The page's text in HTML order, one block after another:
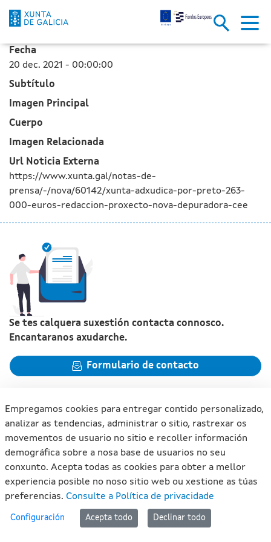
A Xunta adxudica por preto de
Skip to Main Content
Fecha
20 dec. 2021 - 00:00:00
Subtítulo
Imagen Principal
Cuerpo
Imagen Relacionada
Url Noticia Externa
https://www.xunta.gal/notas-de-
prensa/-/nova/60142/xunta-adxudica-por-preto-263-
000-euros-redaccion-proxecto-nova-depuradora-cee
Se tes calquera suxestión contacta connosco.
Encantaranos axudarche.
Formulario de contacto
Xunta de Galicia. Información mantida e publicada na internet
pola Xunta de Galicia
Atención á cidadanía
Accesibilidade
Mapa do portal
Empregamos cookies para entregar contido personalizado,
analizar as tendencias, administrar o sitio, rastrexar os
movementos de usuario no sitio e recoller información
demográfica sobre a nosa base de usuarios no seu
conxunto. Acepta todas as cookies para obter a mellor
experiencia posible no noso sitio web ou xestione as túas
preferencias. Consulte a Política de privacidade
Configuración Acepta todo Declinar todo